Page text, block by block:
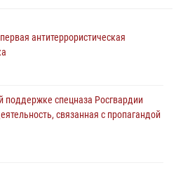
антитеррористическая
поддержке спецназа Росгвардии
связанная с пропагандой